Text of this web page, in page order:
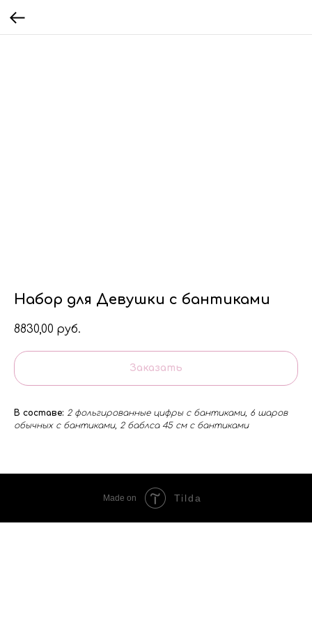
Набор для Девушки с бантиками
8830,00 руб.
Заказать
В составе: 2 фольгированные цифры с бантиками, 6 шаров
обычных с бантиками, 2 баблса 45 см с бантиками
Made on Tilda